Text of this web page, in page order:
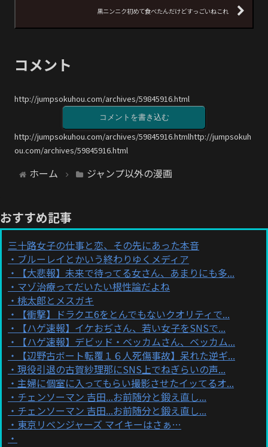
黒ニンニク初めて食べたんだけどすっごいねこれ
コメント
http://jumpsokuhou.com/archives/59845916.html
コメントを書き込む
http://jumpsokuhou.com/archives/59845916.htmlhttp://jumpsokuh
ou.com/archives/59845916.html
ホーム ジャンプ以外の漫画
おすすめ記事
三十路女子の仕事と恋、その先にあった本音
ブルーレイとかいう終わりゆくメディア
【大悲報】未来で待ってる女さん、あまりにも多...
マゾ治療ってだいたい根性論だよね
桃太郎とメスガキ
【衝撃】ドラクエ6をとんでもないクオリティで...
【ハゲ速報】イケおぢさん、若い女子をSNSで...
【ハゲ速報】デビッド・ベッカムさん、ベッカム...
【辺野古ボート転覆１６人死傷事故】呆れた逆ギ...
現役引退の古賀紗理那にSNS上でねぎらいの声...
主婦に個室に入ってもらい撮影させたイッてるオ...
チェンソーマン 吉田...お前随分と鍛え直し...
チェンソーマン 吉田...お前随分と鍛え直し...
東京リベンジャーズ マイキーはさぁ…